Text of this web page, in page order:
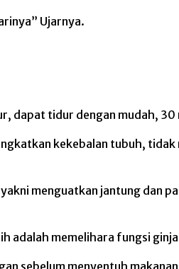
Ujarnya.
tidur dengan mudah,
kekebalan tubuh,
menguatkan jantung
adalah memelihara fungsi
sebelum menyentuh